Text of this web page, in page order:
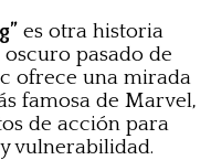
es otra historia
pasado de
ofrece una mirada
famosa de Marvel,
de acción para
vulnerabilidad.